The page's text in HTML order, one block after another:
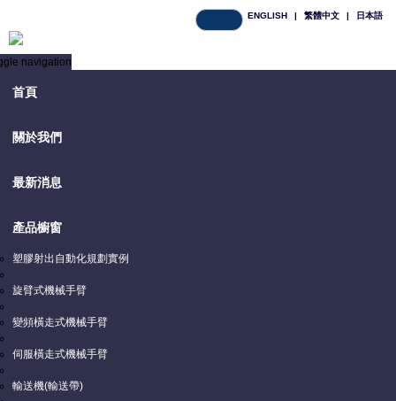
ENGLISH | 繁體中文 | 日本語
navigation
首頁
關於我們
最新消息
產品櫥窗
塑膠射出自動化規劃實例
旋臂式機械手臂
變頻橫走式機械手臂
伺服橫走式機械手臂
輸送機(輸送帶)
聯絡我們
資訊